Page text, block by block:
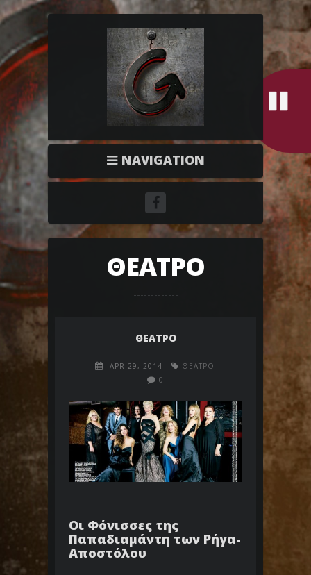
NAVIGATION
ΘΕΑΤΡΟ
ΘΕΑΤΡΟ
APR 29, 2014
ΘΕΑΤΡΟ
0
Οι Φόνισσες της
Παπαδιαμάντη των Ρήγα-
Αποστόλου